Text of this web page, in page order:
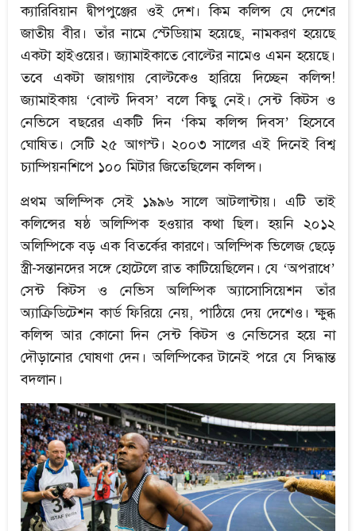
ক্যারিবিয়ান দ্বীপপুঞ্জের ওই দেশ। কিম কলিন্স যে দেশের
জাতীয় বীর। তাঁর নামে স্টেডিয়াম হয়েছে, নামকরণ হয়েছে
একটা হাইওয়ের। জ্যামাইকাতে বোল্টের নামেও এমন হয়েছে।
তবে একটা জায়গায় বোল্টকেও হারিয়ে দিচ্ছেন কলিন্স!
জ্যামাইকায় ‘বোল্ট দিবস’ বলে কিছু নেই। সেন্ট কিটস ও
নেভিসে বছরের একটি দিন ‘কিম কলিন্স দিবস’ হিসেবে
ঘোষিত। সেটি ২৫ আগস্ট। ২০০৩ সালের এই দিনেই বিশ্ব
চ্যাম্পিয়নশিপে ১০০ মিটার জিতেছিলেন কলিন্স।
প্রথম অলিম্পিক সেই ১৯৯৬ সালে আটলান্টায়। এটি তাই
কলিন্সের ষষ্ঠ অলিম্পিক হওয়ার কথা ছিল। হয়নি ২০১২
অলিম্পিকে বড় এক বিতর্কের কারণে। অলিম্পিক ভিলেজ ছেড়ে
স্ত্রী-সন্তানদের সঙ্গে হোটেলে রাত কাটিয়েছিলেন। যে ‘অপরাধে’
সেন্ট কিটস ও নেভিস অলিম্পিক অ্যাসোসিয়েশন তাঁর
অ্যাক্রিডিটেশন কার্ড ফিরিয়ে নেয়, পাঠিয়ে দেয় দেশেও। ক্ষুব্ধ
কলিন্স আর কোনো দিন সেন্ট কিটস ও নেভিসের হয়ে না
দৌড়ানোর ঘোষণা দেন। অলিম্পিকের টানেই পরে যে সিদ্ধান্ত
বদলান।